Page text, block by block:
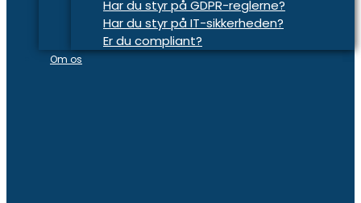
Har du styr på GDPR-reglerne?
Har du styr på IT-sikkerheden?
Er du compliant?
Om os